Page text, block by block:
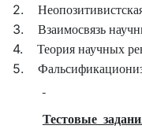
2.
3. Взаимосвязь
4. Теория научных
5.
Тестовые